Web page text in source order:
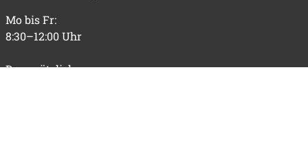
Mo bis Fr:
8:30–12:00 Uhr
Do zusätzlich: